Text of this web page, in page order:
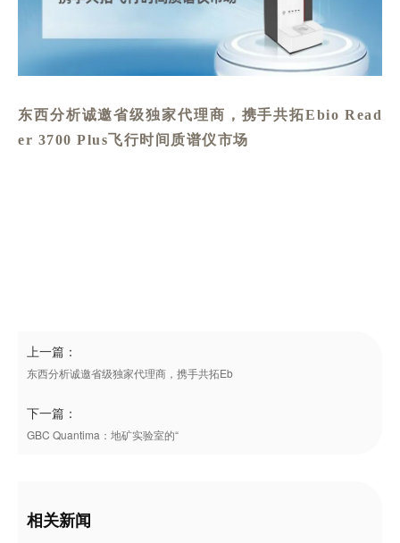
东西分析诚邀省级独家代理商，携手共拓Ebio Read
er 3700 Plus飞行时间质谱仪市场
上一篇：
东西分析诚邀省级独家代理商，携手共拓Eb
下一篇：
GBC Quantima：地矿实验室的“
相关新闻